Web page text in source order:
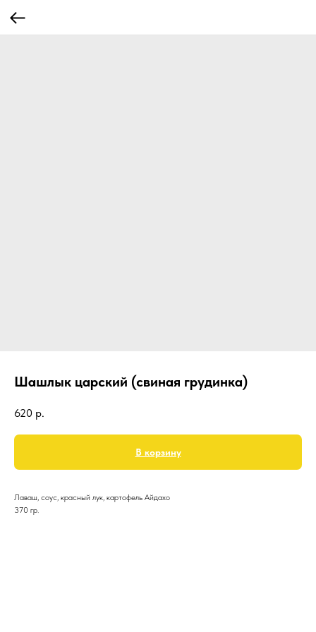
Шашлык царский (свиная грудинка)
620 р.
В корзину
Лаваш, соус, красный лук, картофель Айдахо
370 гр.